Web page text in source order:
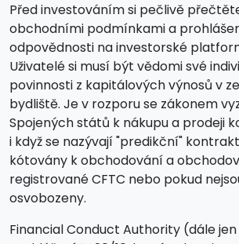
Před investováním si pečlivě
obchodními podmínkami a
odpovědnosti na investorské
Uživatelé si musí být vědomi své
povinnosti z kapitálových výnosů v
bydliště. Je v rozporu se zákonem
Spojených států k nákupu a prodeji
i když se nazývají "predikční"
kótovány k obchodování a
registrované CFTC nebo pokud
osvobozeny.
Financial Conduct Authority (dále jen